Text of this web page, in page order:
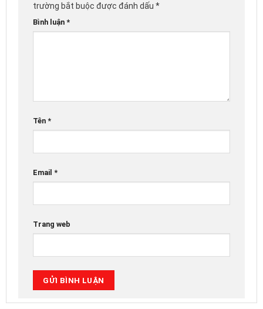
trường bắt buộc được đánh dấu *
Bình luận *
Tên *
Email *
Trang web